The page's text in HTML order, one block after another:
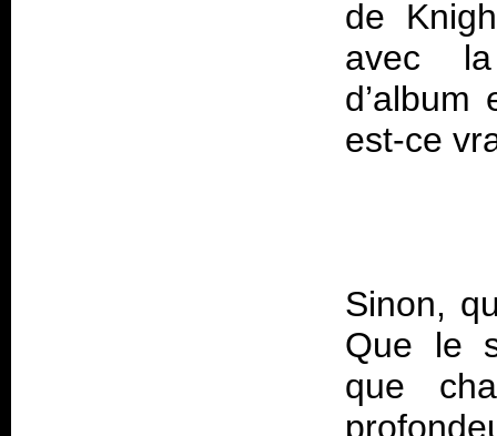
de
avec la
Sinon,
Que le
que